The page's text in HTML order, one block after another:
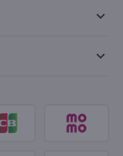
keyboard_arrow_down
keyboard_arrow_down